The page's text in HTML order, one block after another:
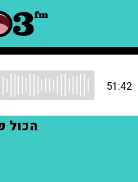
51:42
הכול